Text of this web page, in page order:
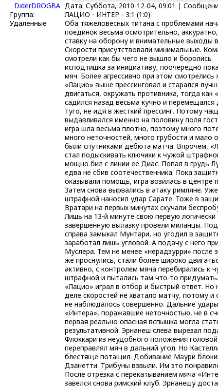
DiderDROGBA Дата: Суббота, 2010-12-04, 09:01 |
Группа:
Удаленные
ЛАЦИО - ИНТЕР - 3:1 (1:0)
Оба тяжеловесных титана с проблемами
поединок весьма осмотрительно,
ставку на оборону и внимательные выходы
Скорости присутствовали минимальные.
смотрели как бы чего не вышло и боролись
исподтишка за инициативу, поочередно
мяч. Более агрессивно при этом смотрелись
«Лацио» выше прессинговал и старался
двигаться, окружать противника, тогда как
садился назад весьма кучно и
туго, не идя в жесткий прессинг. Потому
выдавливался именно на половину поля
игра шла весьма плотно, поэтому много
много неточностей, много грубости и мало
были спутниками дебюта матча. Впрочем,
стал подыскивать ключики к чужой
мощно бил с линии ее Диас. Попал в грудь
едва не сбив соотечественника. Пока
оказывали помощь, игра возилась в центре
Затем снова вырвались в атаку римляне.
штрафной наносил удар Сарате. Тоже в
Вратари на первых минутах скучали
Лишь на 13-й минуте свою первую логически
завершенную вылазку провели миланцы.
справа замыкал Мунтари, но угодил в
заработал лишь угловой. А подачу с него
Муслера. Тем не менее «нерадзурри» после
же проснулись, стали более широко
активно, с контролем мяча перебирались к
штрафной и пытались там что-то придумать.
«Лацио» играл в отбор и быстрый ответ. Но
деле скоростей не хватало матчу, потому и
не наблюдалось совершенно. Дальние удары
«Интера», поражавшие неточностью, не в
первая реально опасная вспышка могла
результативной. Эрнанеш слева вырезал
Флоккари из неудобного положения головой
переправлял мяч в дальний угол. Но
блестяще потащил. Добивание Маури
Дзанетти. Трибуны взвыли. Им это
После отрезка с перекатыванием мяча
завелся снова римский клуб. Эрнанешу